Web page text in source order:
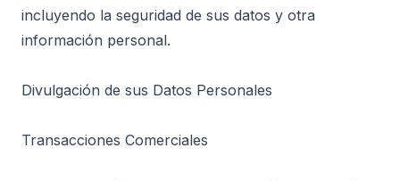
incluyendo la seguridad de sus datos y otra
información personal.
Divulgación de sus Datos Personales
Transacciones Comerciales